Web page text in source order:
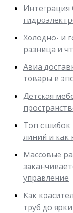
Интеграция
Холодно- и
разница и
Авиа
товары в
Детская
Топ ошибок
линий и как
Массовые
управление
Как
труб до